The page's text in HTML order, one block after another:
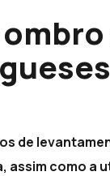
de
assim como a